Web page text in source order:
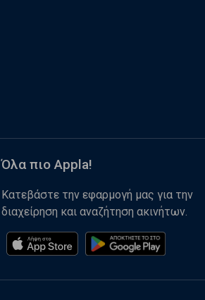
Όλα πιο Appla!
Κατεβάστε την εφαρμογή μας για την
διαχείρηση και αναζήτηση ακινήτων.